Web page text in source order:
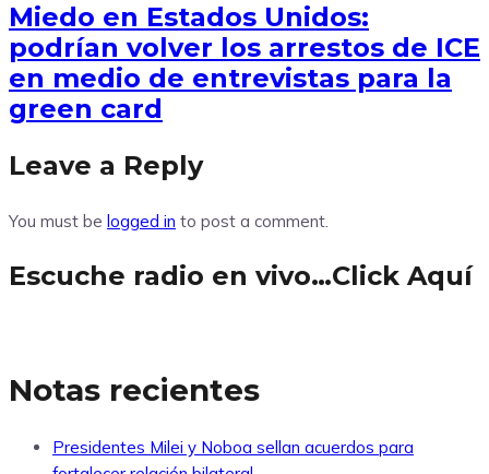
Miedo en Estados Unidos:
podrían volver los arrestos de ICE
en medio de entrevistas para la
green card
Leave a Reply
You must be logged in to post a comment.
Escuche radio en vivo…Click Aquí
Notas recientes
Presidentes Milei y Noboa sellan acuerdos para